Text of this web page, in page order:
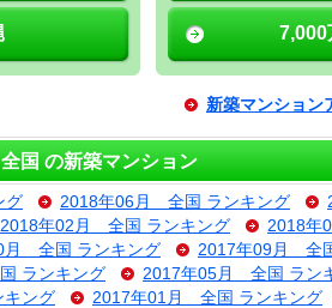
7,000
新築マンション
国 の新築マンション
グ 2018年06月 全国 ランキング
2018年02月 全国 ランキング 2018年
月 全国 ランキング 2017年09月 全
ランキング 2017年05月 全国 ラン
ング 2017年01月 全国 ランキング